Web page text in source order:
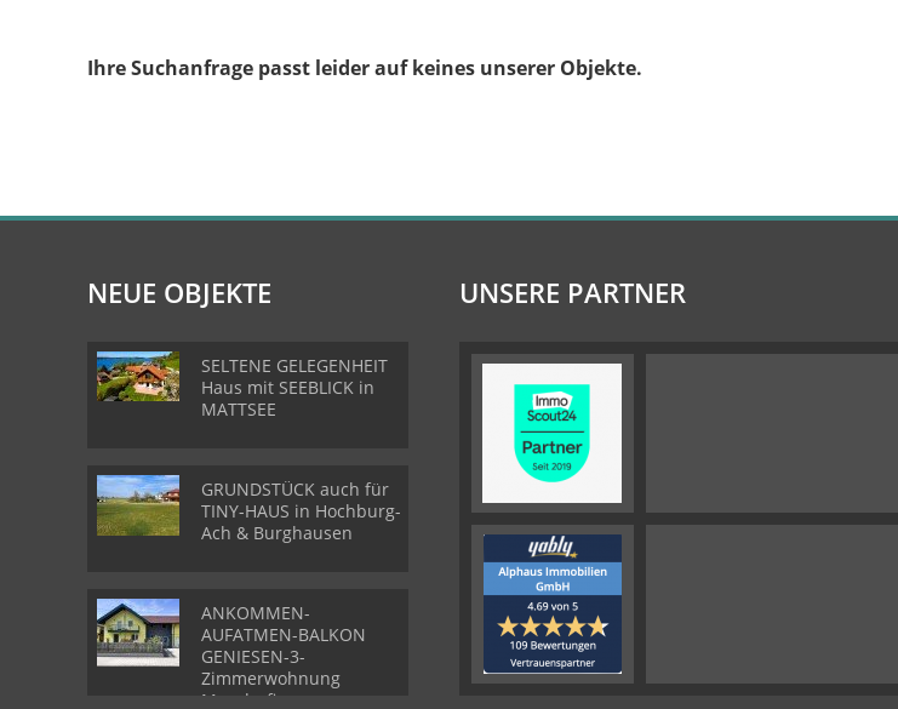
Ihre Suchanfrage passt leider auf keines unserer Objekte.
NEUE OBJEKTE
SELTENE GELEGENHEIT
Haus mit SEEBLICK in
MATTSEE
GRUNDSTÜCK auch für
TINY-HAUS in Hochburg-
Ach & Burghausen
ANKOMMEN-
AUFATMEN-BALKON
GENIESEN-3-
Zimmerwohnung
Munderfing
UNSERE PARTNER